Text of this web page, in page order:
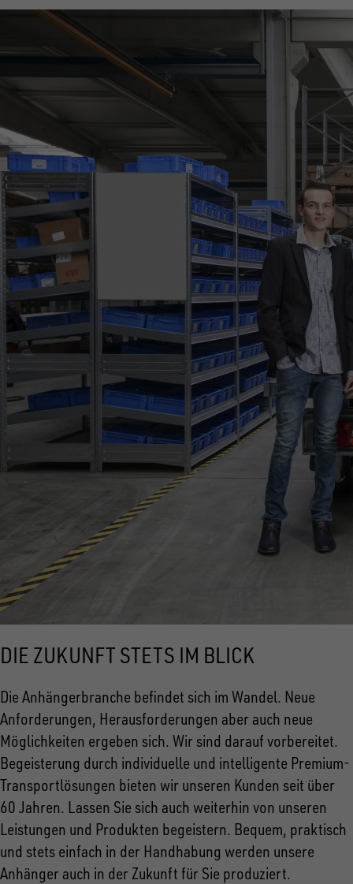
DIE ZUKUNFT STETS IM BLICK
Die Anhängerbranche befindet sich im Wandel. Neue
Anforderungen, Herausforderungen aber auch neue
Möglichkeiten ergeben sich. Wir sind darauf vorbereitet.
Begeisterung durch individuelle und intelligente Premium-
Transportlösungen bieten wir unseren Kunden seit über
60 Jahren. Lassen Sie sich auch weiterhin von unseren
Leistungen und Produkten begeistern. Bequem, praktisch
und stets einfach in der Handhabung werden unsere
Anhänger auch in der Zukunft für Sie produziert.